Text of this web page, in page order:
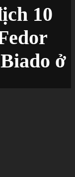
10
ở